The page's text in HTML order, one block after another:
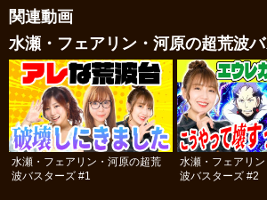
関連動画
水瀬・フェアリン・河原の超荒波
水瀬・フェアリン・河原の超荒
波バスターズ #1
水瀬・フェアリ
波バスターズ #2